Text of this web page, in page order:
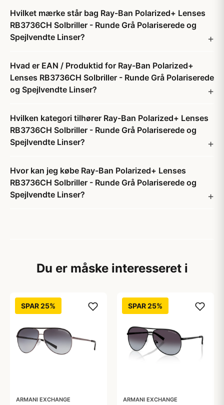
Hvilket mærke står bag Ray-Ban Polarized+ Lenses
RB3736CH Solbriller - Runde Grå Polariserede og
Spejlvendte Linser?
Hvad er EAN / Produktid for Ray-Ban Polarized+
Lenses RB3736CH Solbriller - Runde Grå Polariserede
og Spejlvendte Linser?
Hvilken kategori tilhører Ray-Ban Polarized+ Lenses
RB3736CH Solbriller - Runde Grå Polariserede og
Spejlvendte Linser?
Hvor kan jeg købe Ray-Ban Polarized+ Lenses
RB3736CH Solbriller - Runde Grå Polariserede og
Spejlvendte Linser?
Du er måske interesseret i
SPAR 25%
ARMANI EXCHANGE
SPAR 25%
ARMANI EXCHANGE